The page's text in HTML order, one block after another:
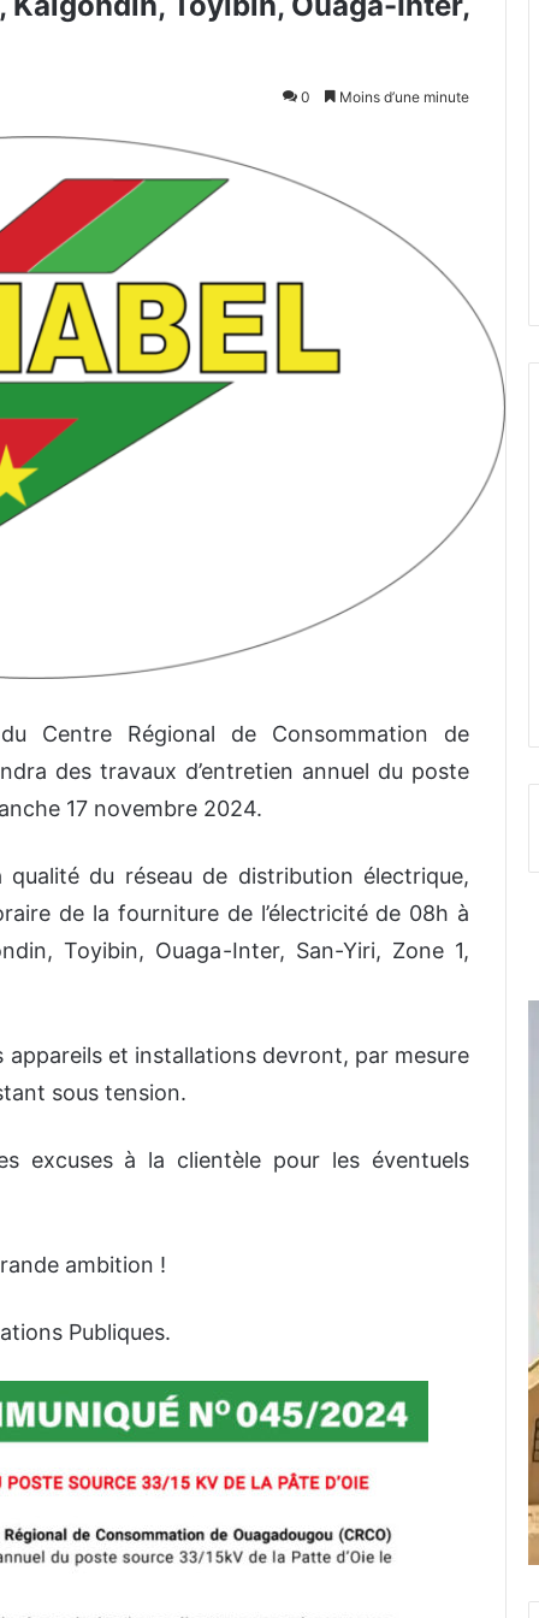
0 Moins d’une minute
Centre Régional de Consommation de
des travaux d’entretien annuel du poste
17 novembre 2024.
du réseau de distribution électrique,
de la fourniture de l’électricité de 08h à
Toyibin, Ouaga-Inter, San-Yiri, Zone 1,
appareils et installations devront, par mesure
sous tension.
excuses à la clientèle pour les éventuels
ambition !
Publiques.